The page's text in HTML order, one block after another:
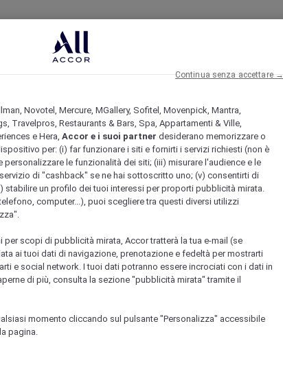
Novotel, Mercure, MGallery, Sofitel, Movenpick, Mantra,
Travelpros, Restaurants & Bars, Spa, Appartamenti & Ville,
e Hera, Accor e i suoi partner desiderano memorizzare o
per: (i) far funzionare i siti e fornirti i servizi richiesti (non è
le funzionalità dei siti; (iii) misurare l'audience e le
di "cashback" se ne hai sottoscritto uno; (v) consentirti di
stabilire un profilo dei tuoi interessi per proporti pubblicità mirata.
computer...), puoi scegliere tra questi diversi utilizzi
scopi di pubblicità mirata, Accor tratterà la tua e-mail (se
ai tuoi dati di navigazione, prenotazione e fedeltà per mostrarti
e social network. I tuoi dati potranno essere incrociati con i dati in
di più, consulta la sezione "pubblicità mirata" tramite il
momento cliccando sul pulsante "Personalizza" accessibile
pagina.
Continua senza accettare →